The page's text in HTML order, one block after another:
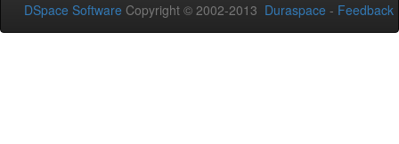
DSpace Software Copyright © 2002-2013 Duraspace - Feedback